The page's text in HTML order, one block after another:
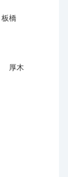
板橋
厚木